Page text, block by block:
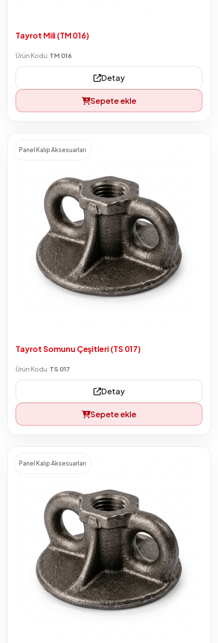
Tayrot Mili (TM 016)
Ürün Kodu: TM 016
Detay
Sepete ekle
Panel Kalıp Aksesuarları
Tayrot Somunu Çeşitleri (TS 017)
Ürün Kodu: TS 017
Detay
Sepete ekle
Panel Kalıp Aksesuarları